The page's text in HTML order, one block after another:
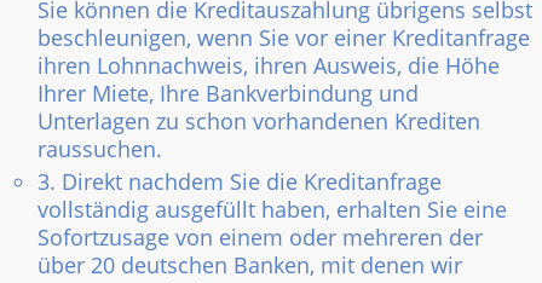
Sie können die Kreditauszahlung übrigens selbst
beschleunigen, wenn Sie vor einer Kreditanfrage
ihren Lohnnachweis, ihren Ausweis, die Höhe
Ihrer Miete, Ihre Bankverbindung und
Unterlagen zu schon vorhandenen Krediten
raussuchen.
3. Direkt nachdem Sie die Kreditanfrage
vollständig ausgefüllt haben, erhalten Sie eine
Sofortzusage von einem oder mehreren der
über 20 deutschen Banken, mit denen wir